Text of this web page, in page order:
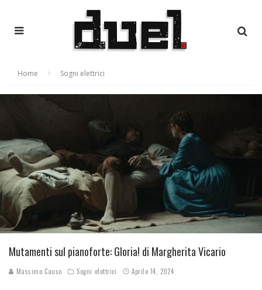
Home Sogni elettrici
Mutamenti sul pianoforte: Gloria! di Margherita Vicario
Massimo Causo Sogni elettrici Aprile 14, 2024